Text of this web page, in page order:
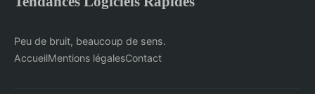
Peu de bruit, beaucoup de sens.
AccueilMentions légalesContact